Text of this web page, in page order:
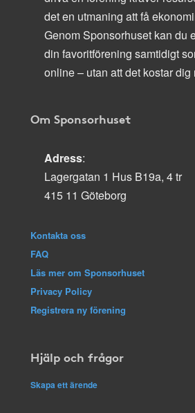
det en utmaning att få
Genom Sponsorhuset kan du
din favoritförening samtidigt
online – utan att det kostar dig
Om Sponsorhuset
Adress:
Lagergatan 1 Hus B19a, 4 tr
415 11 Göteborg
Kontakta oss
FAQ
Läs mer om Sponsorhuset
Privacy Policy
Registrera ny förening
Hjälp och frågor
Skapa ett ärende